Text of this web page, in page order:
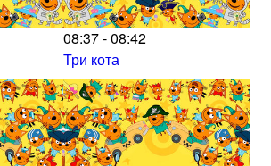
08:37 - 08:42
Три кота